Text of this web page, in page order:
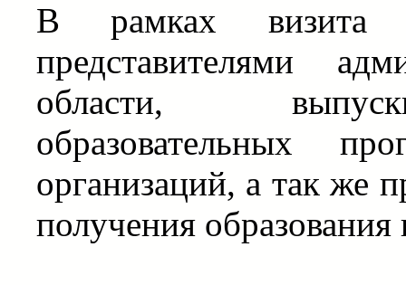
В рамках
представителями
области,
образовательных
организаций, а так же
получения